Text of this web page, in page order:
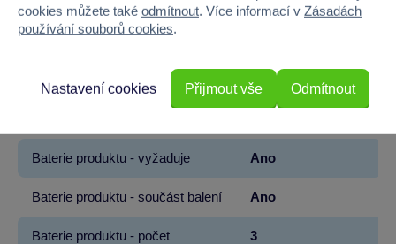
Hloubka 13.5
Baterie produktu - vyžaduje Ano
Baterie produktu - součást balení Ano
Baterie produktu - počet 3
cookies můžete také odmítnout. Více informací v Zásadách
používání souborů cookies.
Odmítnout
Nastavení cookies Přijmout vše